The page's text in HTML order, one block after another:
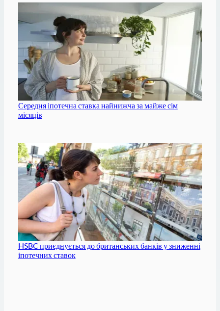
Середня іпотечна ставка найнижча за майже сім
місяців
HSBC приєднується до британських банків у зниженні
іпотечних ставок